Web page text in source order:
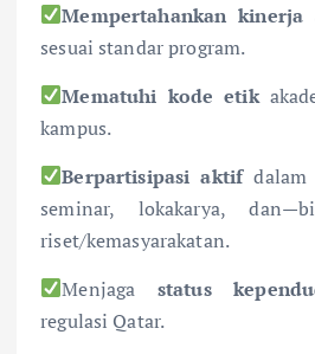
Mempertahankan kinerja
sesuai standar program.
Mematuhi kode etik
kampus.
Berpartisipasi aktifdalam
seminar, lokakarya,
riset/kemasyarakatan.
Menjaga status
regulasi Qatar.